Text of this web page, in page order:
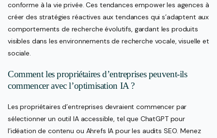
conforme à la vie privée. Ces tendances empower les agences à
créer des stratégies réactives aux tendances qui s’adaptent aux
comportements de recherche évolutifs, gardant les produits
visibles dans les environnements de recherche vocale, visuelle et
sociale.
Comment les propriétaires d’entreprises peuvent-ils
commencer avec l’optimisation IA ?
Les propriétaires d’entreprises devraient commencer par
sélectionner un outil IA accessible, tel que ChatGPT pour
l’idéation de contenu ou Ahrefs IA pour les audits SEO. Menez